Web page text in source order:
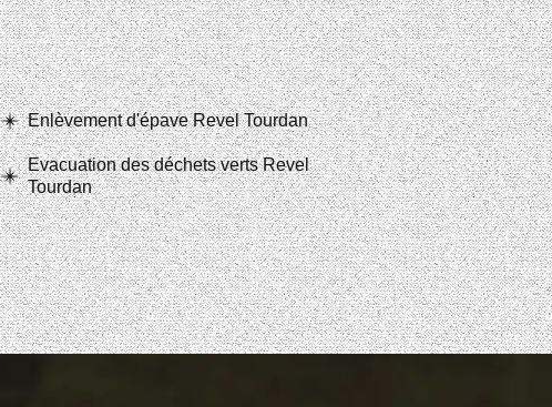
Enlèvement d'épave Revel Tourdan
Evacuation des déchets verts Revel
Tourdan